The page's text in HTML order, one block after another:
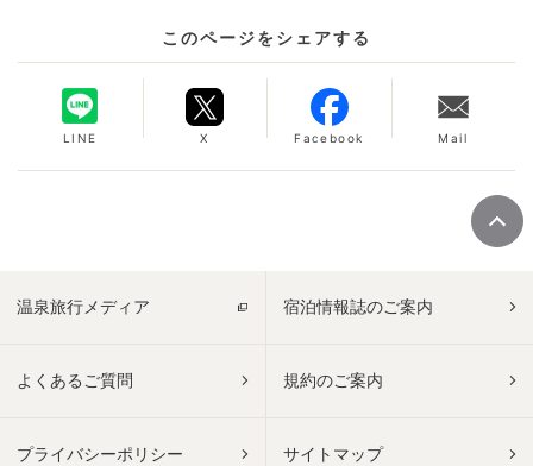
このページをシェアする
LINE X Facebook Mail
温泉旅行メディア 宿泊情報誌のご案内
よくあるご質問 規約のご案内
プライバシーポリシー サイトマップ